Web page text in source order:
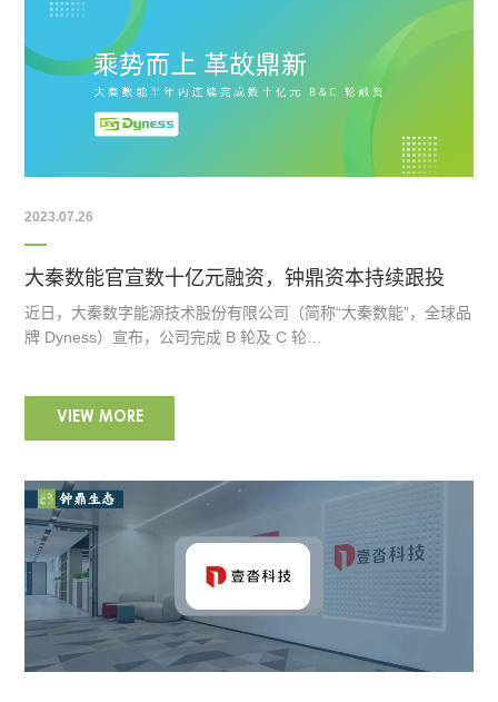
2023.07.26
大秦数能官宣数十亿元融资，钟鼎资本持续跟投
近日，大秦数字能源技术股份有限公司（简称“大秦数能”，全球品
牌 Dyness）宣布，公司完成 B 轮及 C 轮…
VIEW MORE